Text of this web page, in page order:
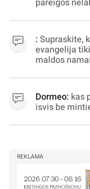
pareigos
virpinimas,
dujininkai,
statytojai
:Supraskite,
evangelija
maldos
Dormeo: kas
isvis be
REKLAMA